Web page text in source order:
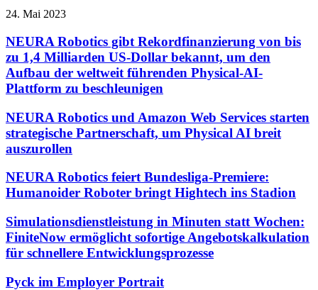
24. Mai 2023
NEURA Robotics gibt Rekordfinanzierung von bis
zu 1,4 Milliarden US-Dollar bekannt, um den
Aufbau der weltweit führenden Physical-AI-
Plattform zu beschleunigen
NEURA Robotics und Amazon Web Services starten
strategische Partnerschaft, um Physical AI breit
auszurollen
NEURA Robotics feiert Bundesliga-Premiere:
Humanoider Roboter bringt Hightech ins Stadion
Simulationsdienstleistung in Minuten statt Wochen:
FiniteNow ermöglicht sofortige Angebotskalkulation
für schnellere Entwicklungsprozesse
Pyck im Employer Portrait